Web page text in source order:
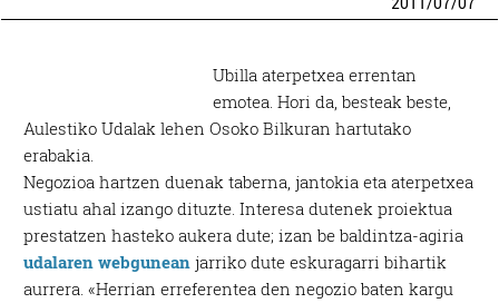
Ubilla aterpetxea errentan
emotea. Hori da, besteak beste,
Aulestiko Udalak lehen Osoko Bilkuran hartutako
erabakia.
Negozioa hartzen duenak taberna, jantokia eta aterpetxea
ustiatu ahal izango dituzte. Interesa dutenek proiektua
prestatzen hasteko aukera dute; izan be baldintza-agiria
udalaren webgunean jarriko dute eskuragarri bihartik
aurrera. «Herrian erreferentea den negozio baten kargu